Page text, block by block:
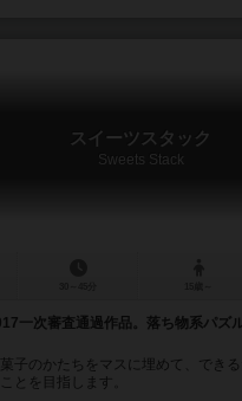
スイーツスタック
Sweets Stack
一次審査通過作品。落ち物系パズ
子のかたちをマスに埋めて、でき
とを目指します。